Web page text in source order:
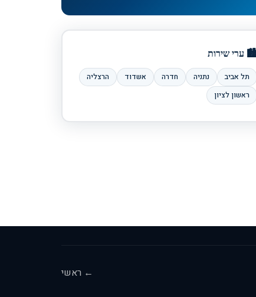
ערי שירות
תל אביב נתניה חדרה אשדוד
הרצליה
ראשון לציון
← ראשי